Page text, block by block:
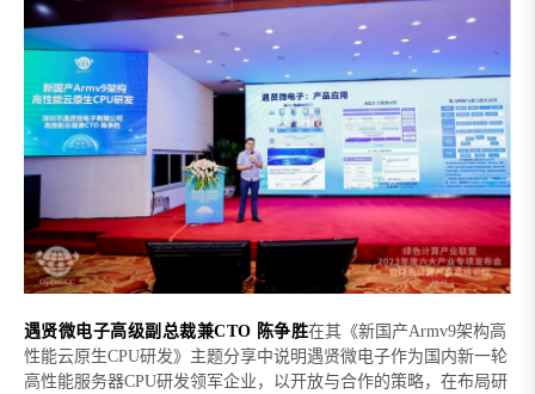
遇贤微电子高级副总裁兼CTO 陈争胜在其 《新国产Armv9架构高
性能云原生CPU研发》主题分享中说明遇贤微电子作为国内新一轮
高性能服务器CPU研发领军企业，以开放与合作的策略，在布局研